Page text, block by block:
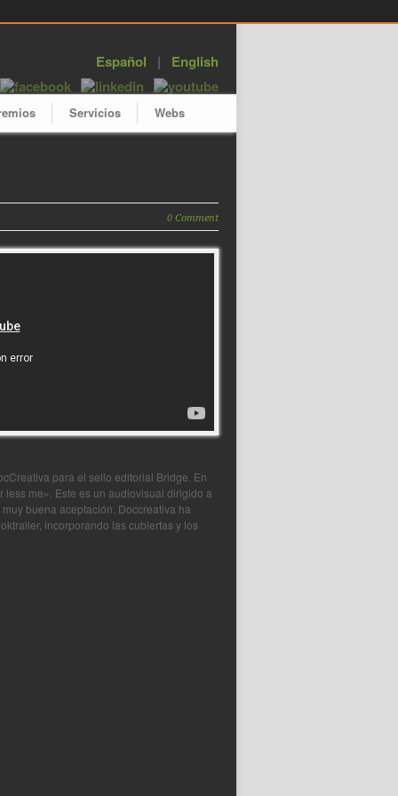
Español | English
Servicios Webs
0 Comment
para el sello editorial Bridge. En
me». Este es un audiovisual dirigido a
buena aceptación. Doccreativa ha
incorporando las cubiertas y los